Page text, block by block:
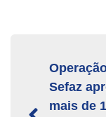
Sefaz
mais de